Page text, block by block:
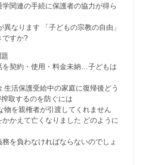
関連の手続に保護者の協力が得ら
異なります 「子どもの宗教の自由」
ですか?
を契約・使用・料金未納…子どもは
生活保護受給中の家庭に復帰後どう
搾取するのを防ぐには
物を親権者が引渡してくれません
かかえて亡くなりました どのように
を負わなければならないのでしょ